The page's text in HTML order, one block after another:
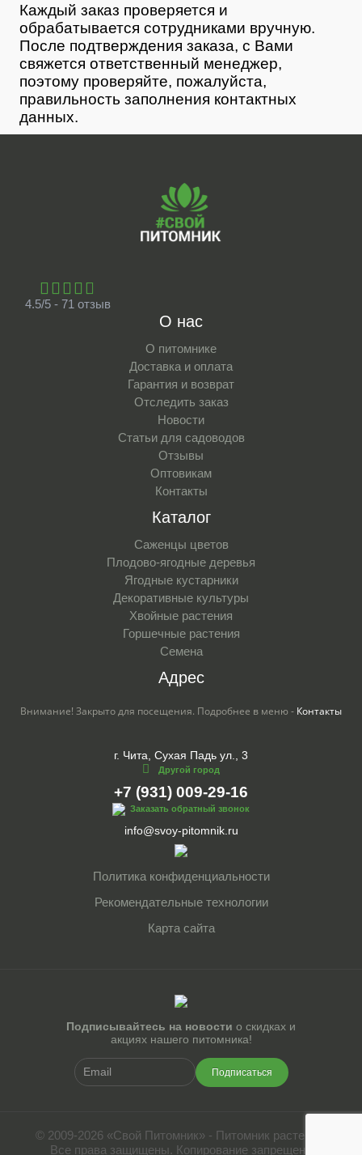
Каждый заказ проверяется и
обрабатывается сотрудниками вручную.
После подтверждения заказа, с Вами
свяжется ответственный менеджер,
поэтому проверяйте, пожалуйста,
правильность заполнения контактных
данных.
4.5/5 - 71 отзыв
О нас
О питомнике
Доставка и оплата
Гарантия и возврат
Отследить заказ
Новости
Статьи для садоводов
Отзывы
Оптовикам
Контакты
Каталог
Саженцы цветов
Плодово-ягодные деревья
Ягодные кустарники
Декоративные культуры
Хвойные растения
Горшечные растения
Семена
Адрес
Внимание! Закрыто для посещения. Подробнее в меню - Контакты
г. Чита, Сухая Падь ул., 3
Другой город
+7 (931) 009-29-16
Заказать обратный звонок
info@svoy-pitomnik.ru
Политика конфиденциальности
Рекомендательные технологии
Карта сайта
Подписывайтесь на новости о скидках и
акциях нашего питомника!
Подписаться
© 2009-2026 «Свой Питомник» - Питомник растений.
Все права защищены. Копирование запрещено